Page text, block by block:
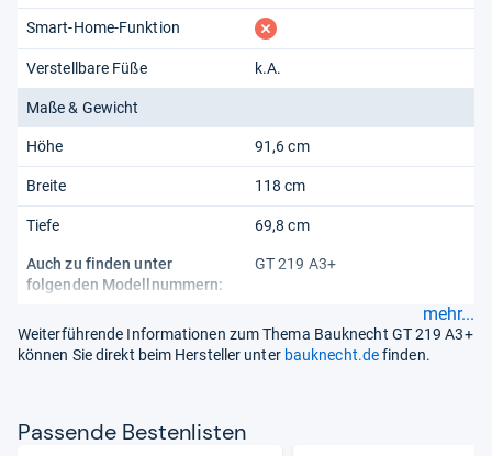
Smart-Home-Funktion fehlt
Verstellbare Füße k.A.
Maße & Gewicht
Höhe 91,6 cm
Breite 118 cm
Tiefe 69,8 cm
Auch zu finden unter
folgenden Modellnummern:
GT 219 A3+
mehr...
Weiterführende Informationen zum Thema Bauknecht GT 219 A3+
können Sie direkt beim Hersteller unter bauknecht.definden.
Pas­sende Bes­ten­lis­ten